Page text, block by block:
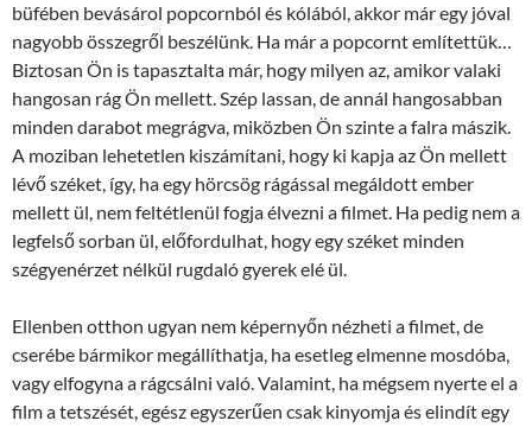
büfében bevásárol popcornból és kólából, akkor már egy jóval
nagyobb összegről beszélünk. Ha már a popcornt említettük…
Biztosan Ön is tapasztalta már, hogy milyen az, amikor valaki
hangosan rág Ön mellett. Szép lassan, de annál hangosabban
minden darabot megrágva, miközben Ön szinte a falra mászik.
A moziban lehetetlen kiszámítani, hogy ki kapja az Ön mellett
lévő széket, így, ha egy hörcsög rágással megáldott ember
mellett ül, nem feltétlenül fogja élvezni a filmet. Ha pedig nem a
legfelső sorban ül, előfordulhat, hogy egy széket minden
szégyenérzet nélkül rugdaló gyerek elé ül.
Ellenben otthon ugyan nem képernyőn nézheti a filmet, de
cserébe bármikor megállíthatja, ha esetleg elmenne mosdóba,
vagy elfogyna a rágcsálni való. Valamint, ha mégsem nyerte el a
film a tetszését, egész egyszerűen csak kinyomja és elindít egy